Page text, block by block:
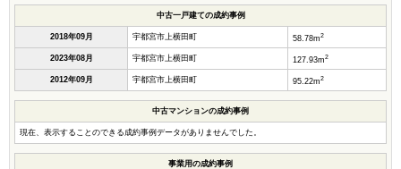
中古一戸建ての成約事例
2018年09月 宇都宮市上横田町 58.78m2
2023年08月 宇都宮市上横田町 127.93m2
2012年09月 宇都宮市上横田町 95.22m2
中古マンションの成約事例
現在、表示することのできる成約事例データがありませんでした。
事業用の成約事例